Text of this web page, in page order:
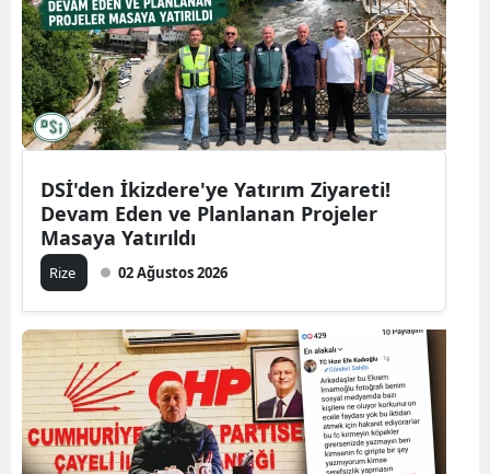
DSİ'den İkizdere'ye Yatırım Ziyareti!
Devam Eden ve Planlanan Projeler
Masaya Yatırıldı
Rize 02 Ağustos 2026